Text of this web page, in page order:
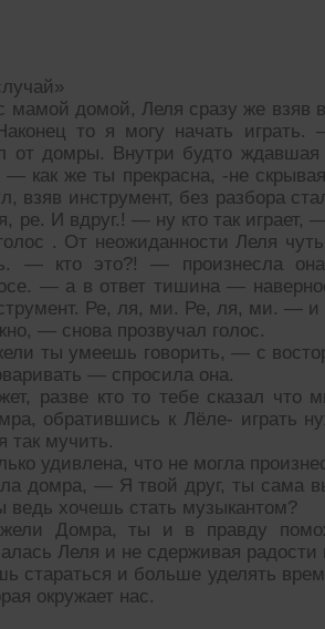
мамой домой, Леля сразу же взяв
то я могу начать
от домры. Внутри будто
— как же ты прекрасна, -не
взяв инструмент, без разбора
ре. И вдруг.! — ну кто так играет,
. От неожиданности Леля
— кто это?! — произнесла
— а в ответ тишина —
Ре, ля, ми. Ре, ля, ми. — и
— снова прозвучал голос.
ты умеешь говорить, — с
— спросила она.
разве кто то тебе сказал что
обратившись к Лёле- играть
так мучить.
удивлена, что не могла
домра, — Я твой друг, ты сама
ведь хочешь стать музыкантом?
Домра, ты и в правду
Леля и не сдерживая
стараться и больше уделять
окружает нас.